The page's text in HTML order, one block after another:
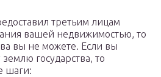
третьим лицам
вашей недвижимостью, то
вы не можете. Если вы
государства, то
шаги: